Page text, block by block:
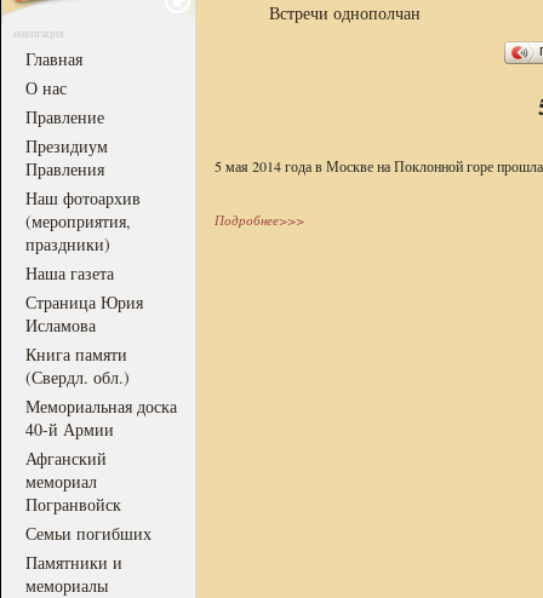
Встречи однополчан
навигация
Главная
О нас
Правление
Президиум
Правления
Наш фотоархив
(мероприятия,
праздники)
Наша газета
Страница Юрия
Исламова
Книга памяти
(Свердл. обл.)
Мемориальная доска
40-й Армии
Афганский
мемориал
Погранвойск
Семьи погибших
Памятники и
мемориалы
5 мая 2014 года в Москве на Поклонной горе
Подробнее>>>